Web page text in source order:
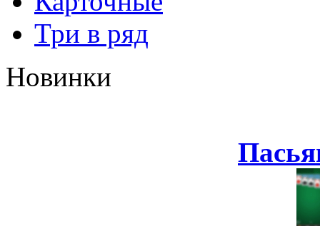
Три в ряд
Новинки